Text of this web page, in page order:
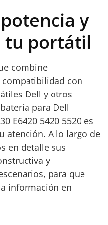
y
tu portátil
combine
con
Dell y otros
para Dell
E6420 5420 5520 es
atención. A lo largo de
en detalle sus
y
para que
información en